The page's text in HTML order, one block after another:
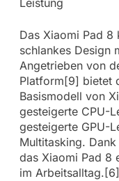
Leistung
Das Xiaomi Pad 8
schlankes Design
Angetrieben von
Platform[9] bietet
Basismodell von
gesteigerte CPU-
gesteigerte GPU-
Multitasking.
das Xiaomi Pad 8
im Arbeitsalltag.[6]